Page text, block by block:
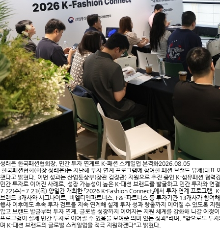
성래은 한국패션협회장, 민간 투자 연계로 K-패션 스케일업 본격화2026.08.05
한국패션협회(회장 성래은)는 지난해 투자 연계 프로그램에 참여한 패션 브랜드 뮤제(대표
했다고 밝혔다. 이번 성과는 산업통상부(장관 김정관) 지원으로 추진 중인 K-섬유패션 협력
민간 투자로 이어진 사례로, 성장 가능성이 높은 K-패션 브랜드를 발굴하고 민간 투자와 연
7.22(수)~7.23(목) 양일간 개최한 「2026 K-Fashion Connect」에서 투자 연계 프로그램,
브랜드 3개사와 시그나이트, 비엘티엔파트너스, F&F파트너스 등 투자기관 13개사가 참여
행사 이후에도 후속 투자 검토를 지속 연계해 실제 투자 성과 창출까지 이어질 수 있도록
않고 브랜드 발굴부터 투자 연계, 글로벌 성장까지 이어지는 지원 체계를 강화해 나갈 예정
프로그램이 실제 민간 투자로 이어질 수 있음을 보여준 의미 있는 성과"라며, "앞으로도 투
며 K-패션 브랜드의 글로벌 스케일업을 적극 지원하겠다"고 밝혔다.​